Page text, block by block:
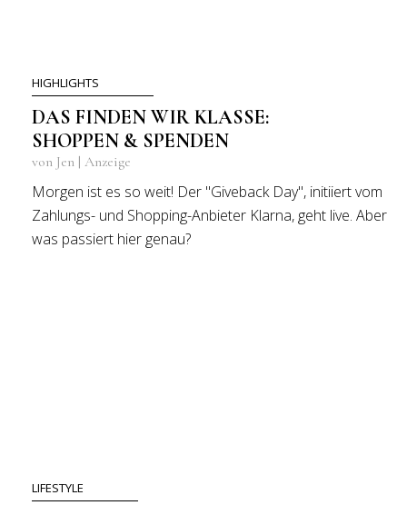
HIGHLIGHTS
DAS FINDEN WIR KLASSE:
SHOPPEN & SPENDEN
von Jen | Anzeige
Morgen ist es so weit! Der "Giveback Day", initiiert vom
Zahlungs- und Shopping-Anbieter Klarna, geht live. Aber
was passiert hier genau?
LIFESTYLE